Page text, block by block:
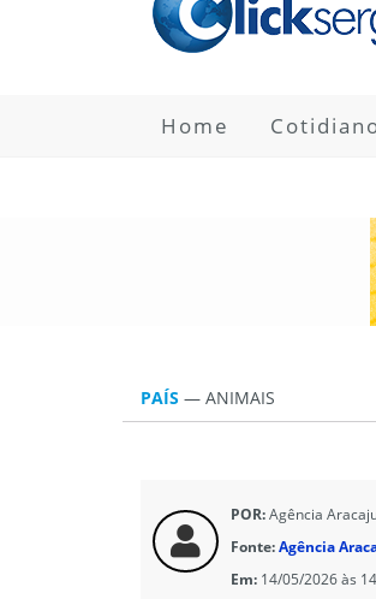
Home
PAÍS — ANIMAIS
POR:Agência
Fonte:Agência
Em: 14/05/2026 às